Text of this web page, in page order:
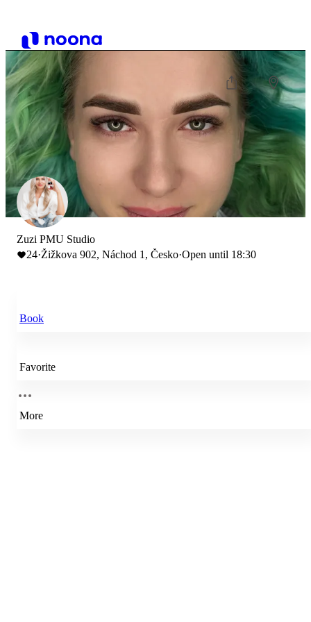
Zuzi PMU Studio
24·Žižkova 902, Náchod 1, Česko·Open until 18:30
Book
Favorite
More